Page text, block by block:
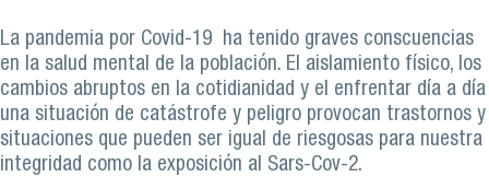
La pandemia por Covid-19 ha tenido graves conscuencias
en la salud mental de la población. El aislamiento físico, los
cambios abruptos en la cotidianidad y el enfrentar día a día
una situación de catástrofe y peligro provocan trastornos y
situaciones que pueden ser igual de riesgosas para nuestra
integridad como la exposición al Sars-Cov-2.